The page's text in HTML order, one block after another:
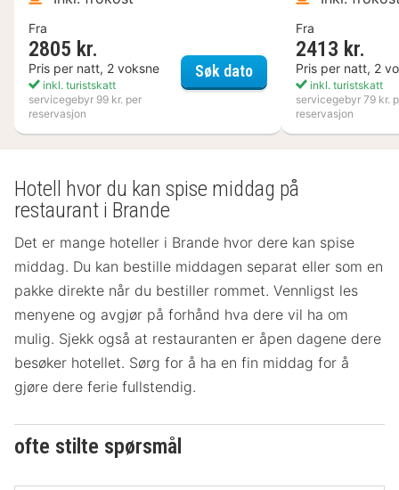
Fra
2805 kr.
Pris per natt, 2 voksne
inkl. turistskatt
servicegebyr 99 kr. per
reservasjon
Søk datoNynäs Havsbad
Fra
2413 kr.
Pris per natt, 2
inkl. turistskatt
servicegebyr 79 kr.
reservasjon
Hotell hvor du kan spise middag på
restaurant i Brande
Det er mange hoteller i Brande hvor dere kan spise
middag. Du kan bestille middagen separat eller som en
pakke direkte når du bestiller rommet. Vennligst les
menyene og avgjør på forhånd hva dere vil ha om
mulig. Sjekk også at restauranten er åpen dagene dere
besøker hotellet. Sørg for å ha en fin middag for å
gjøre dere ferie fullstendig.
ofte stilte spørsmål